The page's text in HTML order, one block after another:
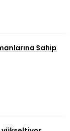
Sahip